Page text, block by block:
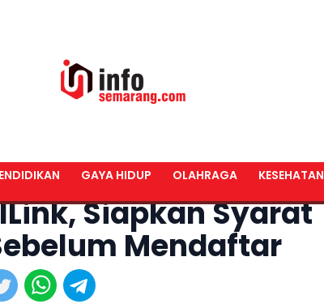
GAYA HIDUP OLAHRAGA KESEHATAN
Siapkan Syarat
Mendaftar